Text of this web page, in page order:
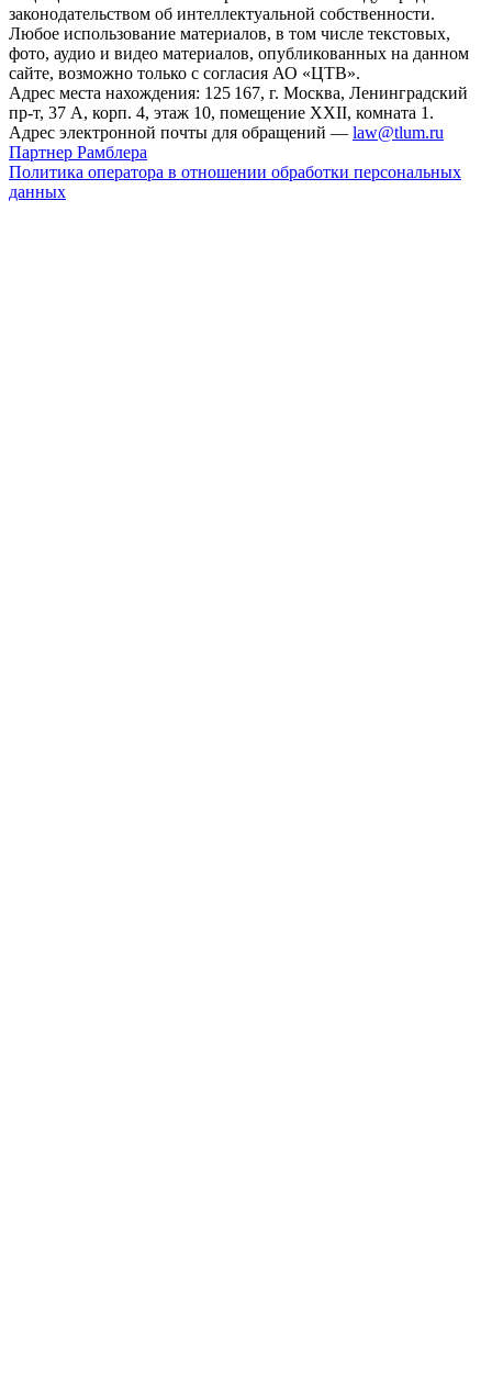
законодательством об интеллектуальной собственности.
Любое использование материалов, в том числе текстовых,
фото, аудио и видео материалов, опубликованных на данном
сайте, возможно только с согласия АО «ЦТВ».
Адрес места нахождения: 125 167, г. Москва, Ленинградский
пр-т, 37 А, корп. 4, этаж 10, помещение XXII, комната 1.
Адрес электронной почты для обращений — law@tlum.ru
Партнер Рамблера
Политика оператора в отношении обработки персональных
данных